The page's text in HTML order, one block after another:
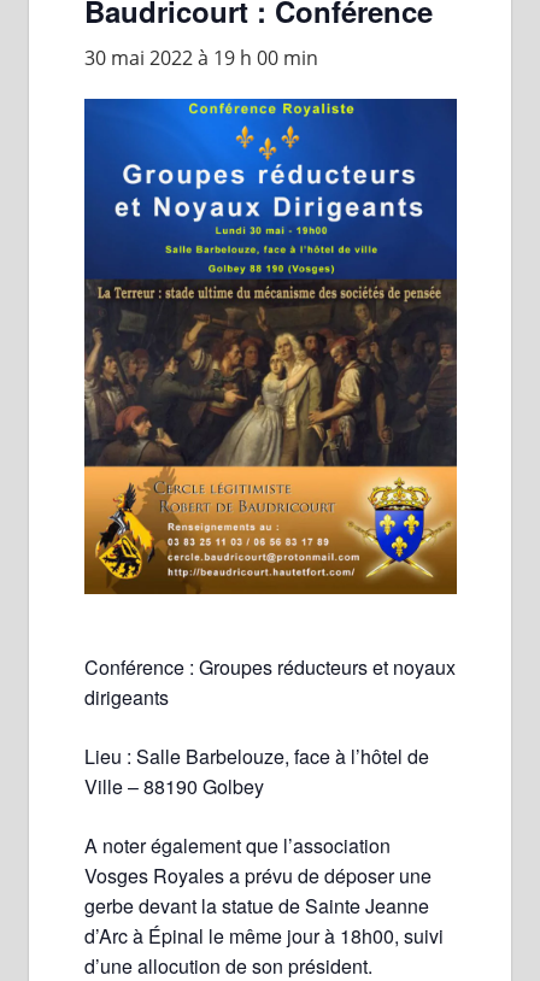
Baudricourt : Conférence
30 mai 2022 à 19 h 00 min
Conférence : Groupes réducteurs et noyaux
dirigeants
Lieu : Salle Barbelouze, face à l’hôtel de
Ville – 88190 Golbey
A noter également que l’association
Vosges Royales a prévu de déposer une
gerbe devant la statue de Sainte Jeanne
d’Arc à Épinal le même jour à 18h00, suivi
d’une allocution de son président.